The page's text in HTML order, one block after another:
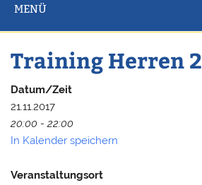
MENÜ
Training Herren 2
Datum/Zeit
21.11.2017
20:00 - 22:00
In Kalender speichern
Veranstaltungsort